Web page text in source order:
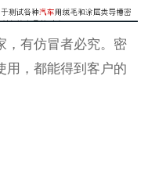
，有仿冒者必究。密
用，都能得到客户的